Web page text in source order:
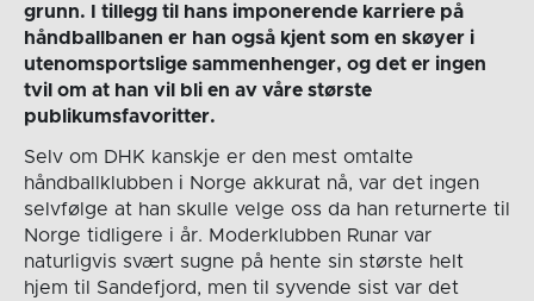
grunn. I tillegg til hans imponerende karriere på
håndballbanen er han også kjent som en skøyer i
utenomsportslige sammenhenger, og det er ingen
tvil om at han vil bli en av våre største
publikumsfavoritter.
Selv om DHK kanskje er den mest omtalte
håndballklubben i Norge akkurat nå, var det ingen
selvfølge at han skulle velge oss da han returnerte til
Norge tidligere i år. Moderklubben Runar var
naturligvis svært sugne på hente sin største helt
hjem til Sandefjord, men til syvende sist var det